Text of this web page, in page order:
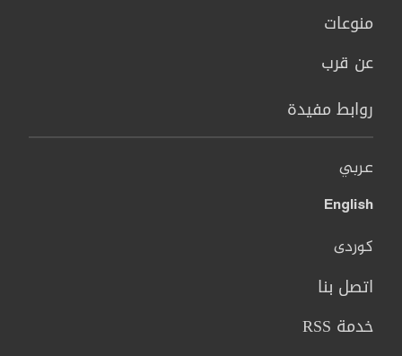
منوعات
عن قرب
روابط مفيدة
عربي
English
کوردی
اتصل بنا
خدمة RSS